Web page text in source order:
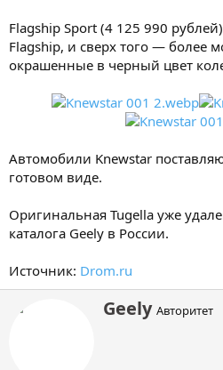
Flagship Sport (4 125 990
Flagship, и сверх того — более
окрашенные в черный цвет
Автомобили Knewstar
готовом виде.
Оригинальная Tugella уже
каталога Geely в России.
Источник: Drom.ru
А
в
Geely Авторитет